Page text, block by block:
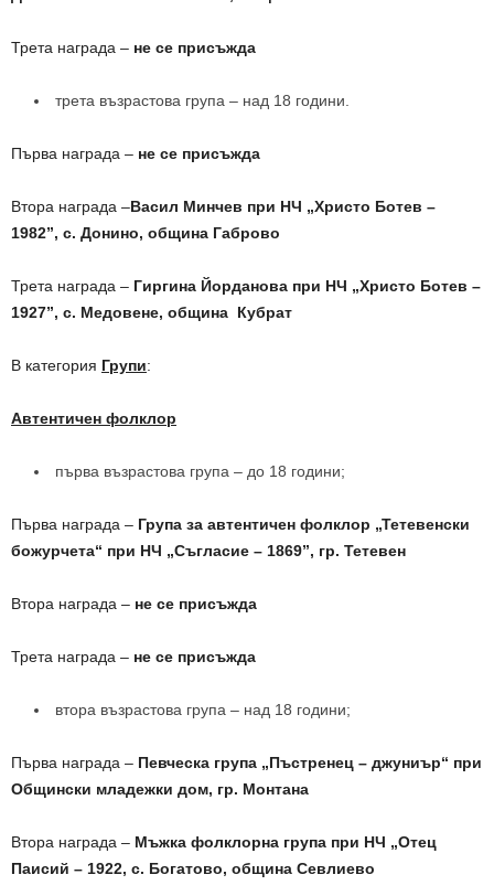
Трета награда – не се присъжда
трета възрастова група – над 18 години.
Първа награда – не се присъжда
Втора награда –Васил Минчев при НЧ „Христо Ботев –
1982”, с. Донино, община Габрово
Трета награда – Гиргина Йорданова при НЧ „Христо Ботев –
1927”, с. Медовене, община Кубрат
В категория Групи:
Автентичен фолклор
първа възрастова група – до 18 години;
Първа награда – Група за автентичен фолклор „Тетевенски
божурчета“ при НЧ „Съгласие – 1869”, гр. Тетевен
Втора награда – не се присъжда
Трета награда – не се присъжда
втора възрастова група – над 18 години;
Първа награда – Певческа група „Пъстренец – джуниър“ при
Общински младежки дом, гр. Монтана
Втора награда – Мъжка фолклорна група при НЧ „Отец
Паисий – 1922, с. Богатово, община Севлиево